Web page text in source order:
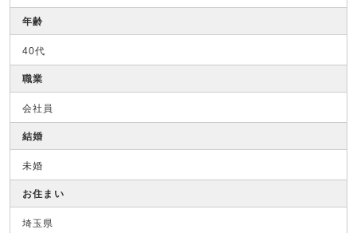
年齢
40代
職業
会社員
結婚
未婚
お住まい
埼玉県